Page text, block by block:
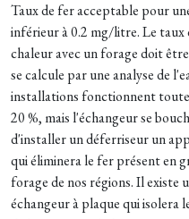
Taux de fer acceptable pour
inférieur à 0.2 mg/litre. Le
chaleur avec un forage doit
se calcule par une analyse de
installations fonctionnent
20 %, mais l'échangeur se
d'installer un déferriseur un
qui éliminera le fer présent en
forage de nos régions. Il existe
échangeur à plaque qui isolera